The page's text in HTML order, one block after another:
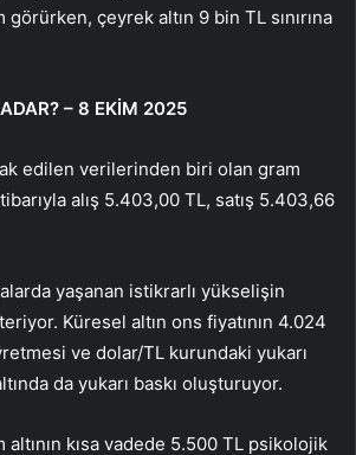
çeyrek altın 9 bin TL sınırına
– 8 EKİM 2025
edilen verilerinden biri olan gram
alış 5.403,00 TL, satış 5.403,66
yaşanan istikrarlı yükselişin
Küresel altın ons fiyatının 4.024
ve dolar/TL kurundaki yukarı
da yukarı baskı oluşturuyor.
kısa vadede 5.500 TL psikolojik